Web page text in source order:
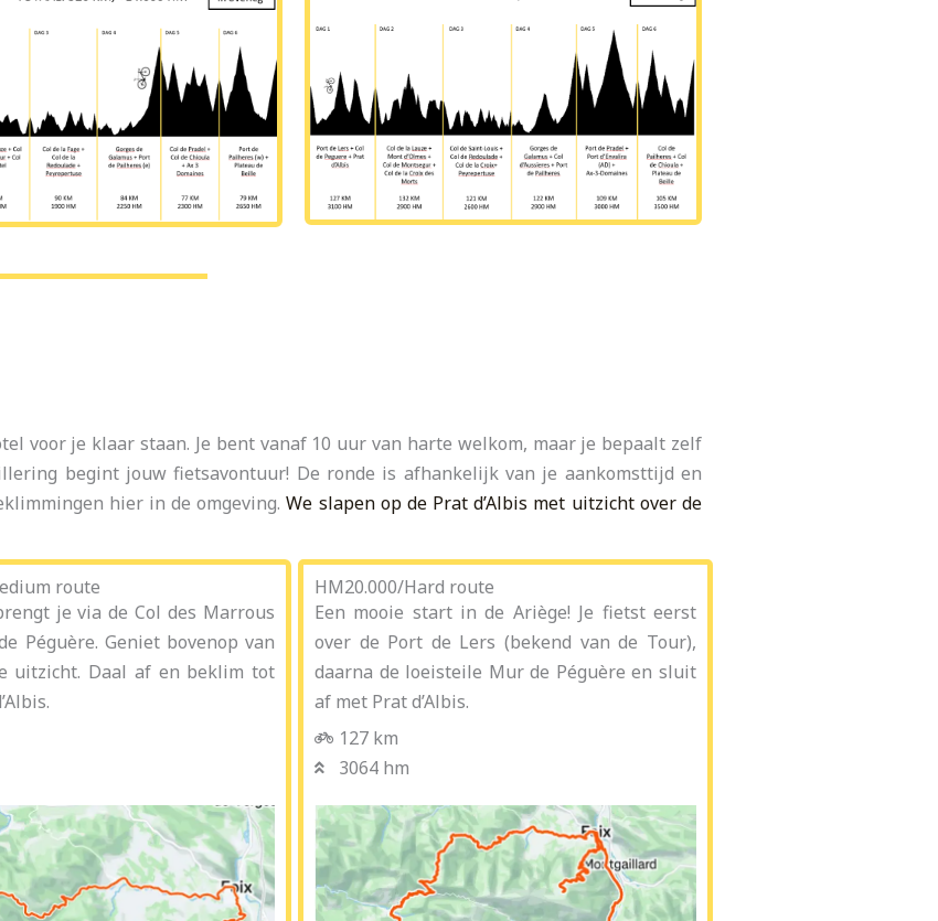
voor je klaar staan. Je bent vanaf 10 uur van harte welkom, maar je bepaalt zelf
begint jouw fietsavontuur! De ronde is afhankelijk van je aankomsttijd en
hier in de omgeving.We slapen op de Prat d’Albis met uitzicht over de
route
je via de Col des Marrous
Péguère. Geniet bovenop van
uitzicht. Daal af en beklim tot
HM20.000/Hard route
Een mooie start in de Ariège! Je fietst eerst
over de Port de Lers (bekend van de Tour),
daarna de loeisteile Mur de Péguère en sluit
af met Prat d’Albis.
127 km
3064 hm